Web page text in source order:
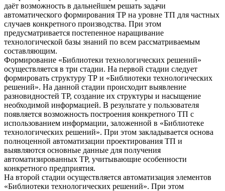
даёт возможность в дальнейшем решать задачи
автоматического формирования ТР на уровне ТП для частных
случаев конкретного производства. При этом
предусматривается постепенное наращивание
технологической базы знаний по всем рассматриваемым
составляющим.
Формирование «Библиотеки технологических решений»
осуществляется в три стадии. На первой стадии следует
формировать структуру ТР и «Библиотеки технологических
решений». На данной стадии происходит выявление
разновидностей ТР, создание их структуры и насыщение
необходимой информацией. В результате у пользователя
появляется возможность построения конкретного ТП с
использованием информации, заложенной в «Библиотеке
технологических решений». При этом закладывается основа
полноценной автоматизации проектирования ТП и
выявляются основные данные для получения
автоматизированных ТР, учитывающие особенности
конкретного предприятия.
На второй стадии осуществляется автоматизация элементов
«Библиотеки технологических решений». При этом